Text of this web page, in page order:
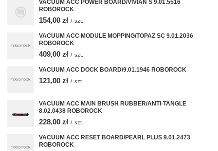
VACUUM ACC POWER BOARD/VIVIAN S 9.01.5516
ROBOROCK
154,00 zł / szt.
VACUUM ACC MODULE MOPPING/TOPAZ SC 9.01.2036
ROBOROCK
409,00 zł / szt.
VACUUM ACC DOCK BOARD/9.01.1946 ROBOROCK
121,00 zł / szt.
VACUUM ACC MAIN BRUSH RUBBER/ANTI-TANGLE
8.02.0438 ROBOROCK
228,00 zł / szt.
VACUUM ACC RESET BOARD/PEARL PLUS 9.01.2473
ROBOROCK